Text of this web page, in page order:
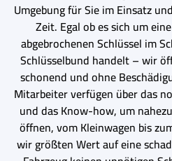
Umgebung für Sie im Einsatz
Zeit. Egal ob es sich um
abgebrochenen Schlüssel im
Schlüsselbund handelt – wir
schonend und ohne
Mitarbeiter verfügen über das
und das Know-how, um
öffnen, vom Kleinwagen bis
wir größten Wert auf eine